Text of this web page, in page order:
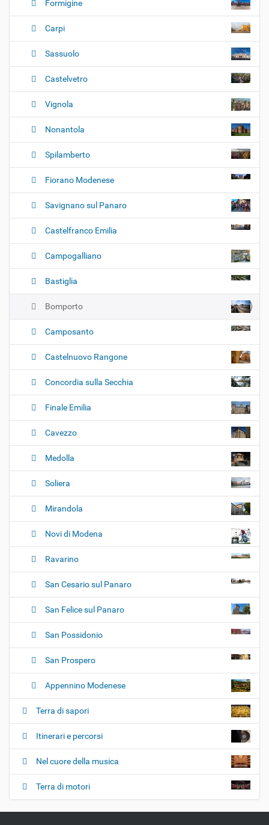
n
Formigine
Carpi
Sassuolo
Castelvetro
Vignola
Nonantola
Spilamberto
Fiorano Modenese
Savignano sul Panaro
Castelfranco Emilia
Campogalliano
Bastiglia
Bomporto
Camposanto
Castelnuovo Rangone
Concordia sulla Secchia
Finale Emilia
Cavezzo
Medolla
Soliera
Mirandola
Novi di Modena
Ravarino
San Cesario sul Panaro
San Felice sul Panaro
San Possidonio
San Prospero
Appennino Modenese
Terra di sapori
Itinerari e percorsi
Nel cuore della musica
Terra di motori